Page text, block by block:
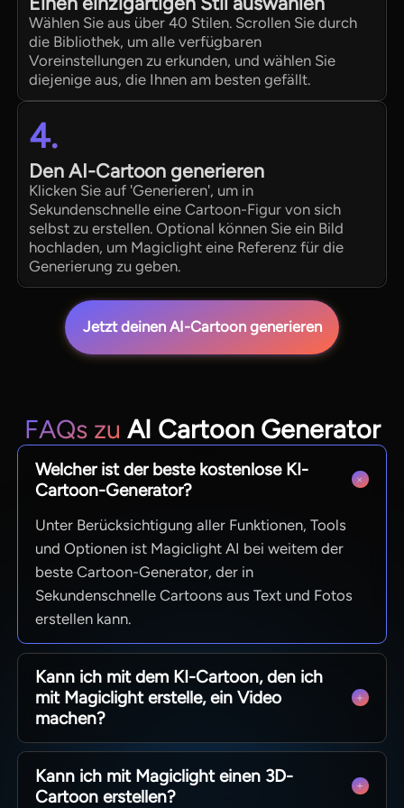
Wählen Sie aus über 40 Stilen. Scrollen Sie durch
die Bibliothek, um alle verfügbaren
Voreinstellungen zu erkunden, und wählen Sie
diejenige aus, die Ihnen am besten gefällt.
4.
Den AI-Cartoon generieren
Klicken Sie auf 'Generieren', um in
Sekundenschnelle eine Cartoon-Figur von sich
selbst zu erstellen. Optional können Sie ein Bild
hochladen, um Magiclight eine Referenz für die
Generierung zu geben.
Jetzt deinen AI-Cartoon generieren
FAQs zu AI Cartoon Generator
Welcher ist der beste kostenlose KI-
Cartoon-Generator?
Unter Berücksichtigung aller Funktionen, Tools
und Optionen ist Magiclight AI bei weitem der
beste Cartoon-Generator, der in
Sekundenschnelle Cartoons aus Text und Fotos
erstellen kann.
Kann ich mit dem KI-Cartoon, den ich
mit Magiclight erstelle, ein Video
machen?
Absolut. Sie können einen Cartoon erstellen und
ihn dann in einem oder allen Ihren Projekten
verwenden. Alle Ihre Kreationen finden Sie unter
Kann ich mit Magiclight einen 3D-
Cartoon erstellen?